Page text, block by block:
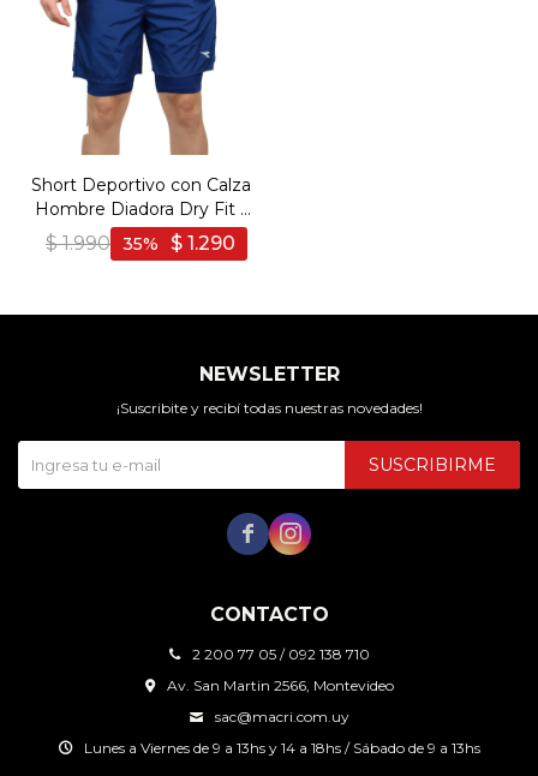
Short Deportivo con Calza
Hombre Diadora Dry Fit -
Marino
$ 1.990 $ 1.290
35
CONTACTO
2 200 77 05 / 092 138 710
Av. San Martin 2566, Montevideo
sac@macri.com.uy
Lunes a Viernes de 9 a 13hs y 14 a 18hs / Sábado de 9 a 13hs
NEWSLETTER
¡Suscribite y recibí todas nuestras novedades!
SUSCRIBIRME
 